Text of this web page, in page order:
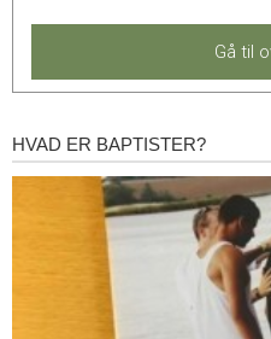
Gå til
Hvad
HVAD ER BAPTISTER?